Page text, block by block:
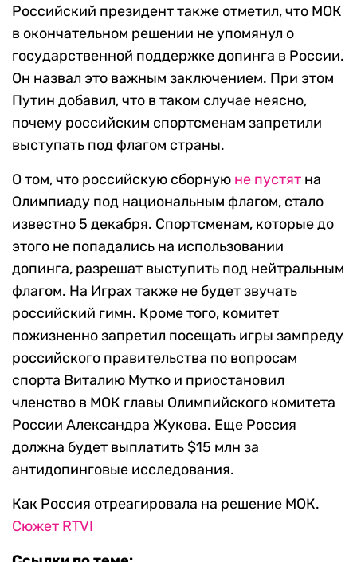
Российский президент также отметил, что МОК
в окончательном решении не упомянул о
государственной поддержке допинга в России.
Он назвал это важным заключением. При этом
Путин добавил, что в таком случае неясно,
почему российским спортсменам запретили
выступать под флагом страны.
О том, что российскую сборную не пустят на
Олимпиаду под национальным флагом, стало
известно 5 декабря. Спортсменам, которые до
этого не попадались на использовании
допинга, разрешат выступить под нейтральным
флагом. На Играх также не будет звучать
российский гимн. Кроме того, комитет
пожизненно запретил посещать игры зампреду
российского правительства по вопросам
спорта Виталию Мутко и приостановил
членство в МОК главы Олимпийского комитета
России Александра Жукова. Еще Россия
должна будет выплатить $15 млн за
антидопинговые исследования.
Как Россия отреагировала на решение МОК.
Сюжет RTVI